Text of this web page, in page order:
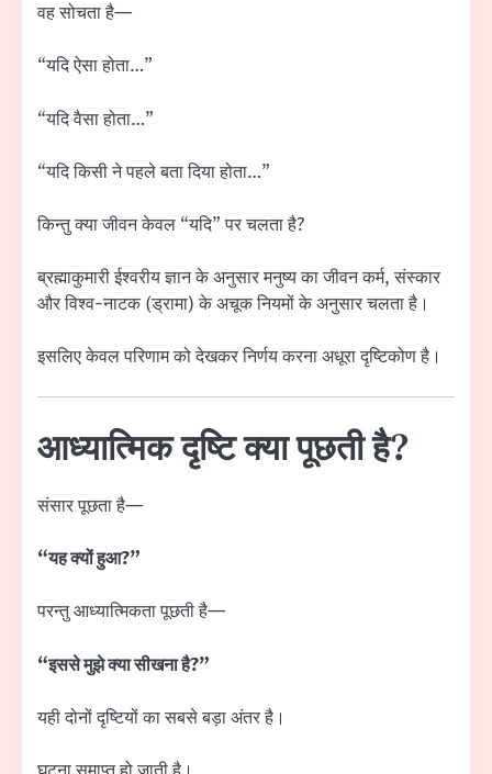
वह सोचता है—
“यदि ऐसा होता…”
“यदि वैसा होता…”
“यदि किसी ने पहले बता दिया होता…”
किन्तु क्या जीवन केवल “यदि” पर चलता है?
ब्रह्माकुमारी ईश्वरीय ज्ञान के अनुसार मनुष्य का जीवन कर्म, संस्कार
और विश्व-नाटक (ड्रामा) के अचूक नियमों के अनुसार चलता है।
इसलिए केवल परिणाम को देखकर निर्णय करना अधूरा दृष्टिकोण है।
आध्यात्मिक दृष्टि क्या पूछती है?
संसार पूछता है—
“यह क्यों हुआ?”
परन्तु आध्यात्मिकता पूछती है—
“इससे मुझे क्या सीखना है?”
यही दोनों दृष्टियों का सबसे बड़ा अंतर है।